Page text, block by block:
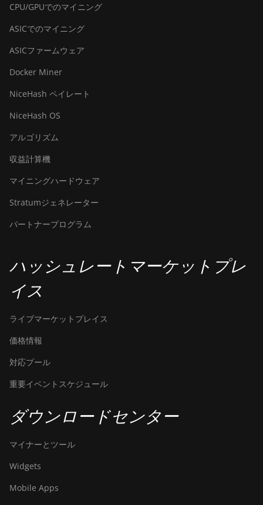
CPU/GPUでのマイニング
ASICでのマイニング
ASICファームウェア
Docker Miner
NiceHash ペイレート
NiceHash OS
アルゴリズム
収益計算機
マイニングハードウェア
Stratumジェネレーター
パートナープログラム
ハッシュレートマーケットプレ
イス
ライブマーケットプレイス
価格情報
対応プール
重要イベントスケジュール
ダウンロードセンター
マイナーとツール
Widgets
Mobile Apps